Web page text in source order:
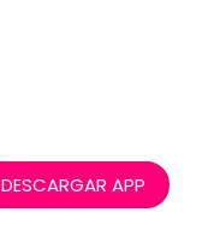
DESCARGAR APP